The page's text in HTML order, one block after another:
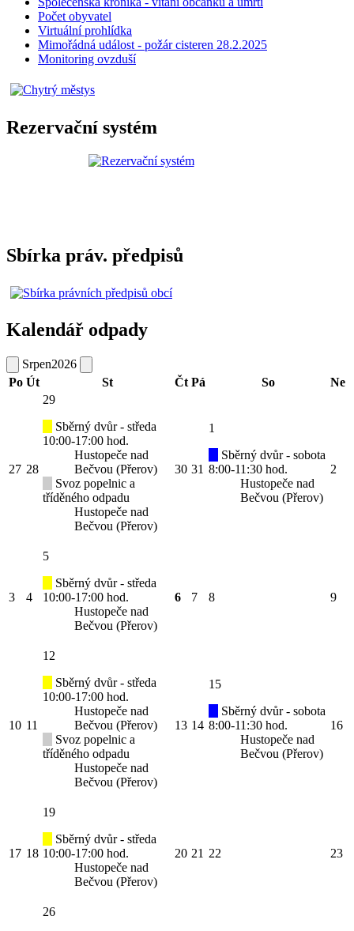
Počet obyvatel
Virtuální prohlídka
Mimořádná událost - požár cisteren 28.2.2025
Monitoring ovzduší
Rezervační systém
Sbírka práv. předpisů
Kalendář odpady
Srpen2026
Po Út St Čt Pá So Ne
27 28
29
Sběrný dvůr - středa
10:00-17:00 hod.
Hustopeče nad
Bečvou (Přerov)
Svoz popelnic a
tříděného odpadu
Hustopeče nad
Bečvou (Přerov)
30 31
1
Sběrný dvůr - sobota
8:00-11:30 hod.
Hustopeče nad
Bečvou (Přerov)
2
3 4
5
Sběrný dvůr - středa
10:00-17:00 hod.
Hustopeče nad
Bečvou (Přerov)
6 7 8 9
10 11
12
Sběrný dvůr - středa
10:00-17:00 hod.
Hustopeče nad
Bečvou (Přerov)
Svoz popelnic a
tříděného odpadu
Hustopeče nad
Bečvou (Přerov)
13 14
15
Sběrný dvůr - sobota
8:00-11:30 hod.
Hustopeče nad
Bečvou (Přerov)
16
17 18
19
Sběrný dvůr - středa
10:00-17:00 hod.
Hustopeče nad
Bečvou (Přerov)
20 21 22 23
26